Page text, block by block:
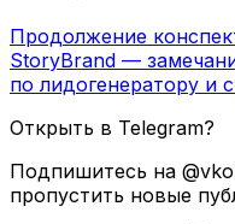
Продолжение
StoryBrand —
по лидогенератору и
Открыть в Telegram?
Подпишитесь на
пропустить новые